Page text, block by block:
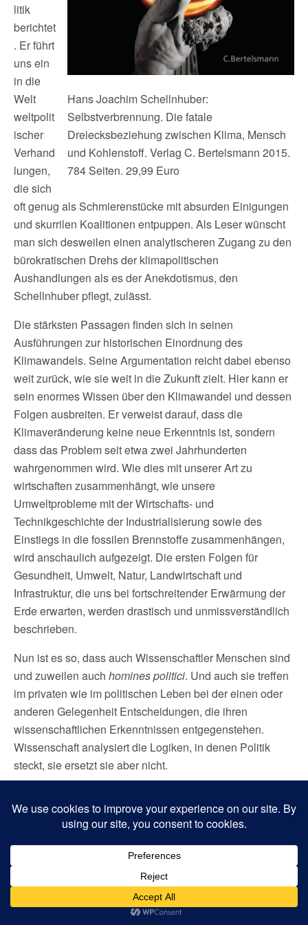
Hans Joachim Schellnhuber:
Selbstverbrennung. Die fatale
Dreiecksbeziehung zwischen Klima, Mensch
und Kohlenstoff. Verlag C. Bertelsmann 2015.
784 Seiten. 29,99 Euro
litik
berichtet
. Er führt
uns ein
in die
Welt
weltpolit
ischer
Verhand
lungen,
die sich
oft genug als Schmierenstücke mit absurden Einigungen
und skurrilen Koalitionen entpuppen. Als Leser wünscht
man sich desweilen einen analytischeren Zugang zu den
bürokratischen Drehs der klimapolitischen
Aushandlungen als es der Anekdotismus, den
Schellnhuber pflegt, zulässt.
Die stärksten Passagen finden sich in seinen
Ausführungen zur historischen Einordnung des
Klimawandels. Seine Argumentation reicht dabei ebenso
weit zurück, wie sie weit in die Zukunft zielt. Hier kann er
sein enormes Wissen über den Klimawandel und dessen
Folgen ausbreiten. Er verweist darauf, dass die
Klimaveränderung keine neue Erkenntnis ist, sondern
dass das Problem seit etwa zwei Jahrhunderten
wahrgenommen wird. Wie dies mit unserer Art zu
wirtschaften zusammenhängt, wie unsere
Umweltprobleme mit der Wirtschafts- und
Technikgeschichte der Industrialisierung sowie des
Einstiegs in die fossilen Brennstoffe zusammenhängen,
wird anschaulich aufgezeigt. Die ersten Folgen für
Gesundheit, Umwelt, Natur, Landwirtschaft und
Infrastruktur, die uns bei fortschreitender Erwärmung der
Erde erwarten, werden drastisch und unmissverständlich
beschrieben.
Nun ist es so, dass auch Wissenschaftler Menschen sind
und zuweilen auch homines politici. Und auch sie treffen
im privaten wie im politischen Leben bei der einen oder
anderen Gelegenheit Entscheidungen, die ihren
wissenschaftlichen Erkenntnissen entgegenstehen.
Wissenschaft analysiert die Logiken, in denen Politik
steckt, sie ersetzt sie aber nicht.
stark pessimistische Studien, die zudem noch in seinem
eigenen Institut erscheinen. Fortschritte, dem
Klimawandel und den sozialen Folgen zu begegnen,
fundierte Auseinandersetzung mit den Klimaleugner oder
auch mit eigenen medialen Fehler kommt dabei zu kurz.
Das Buch ist ein rhetorischer Kampf um die